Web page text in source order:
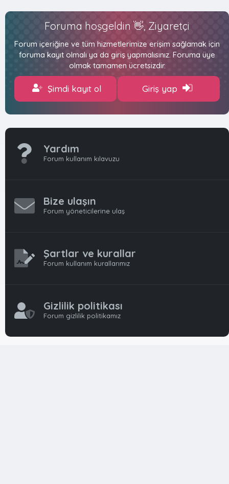
Foruma hoşgeldin 👋, Ziyaretçi
Forum içeriğine ve tüm hizmetlerimize erişim sağlamak için
foruma kayıt olmalı ya da giriş yapmalısınız. Foruma üye
olmak tamamen ücretsizdir.
Şimdi kayıt ol Giriş yap
Yardım
Forum kullanım kılavuzu
Bize ulaşın
Forum yöneticilerine ulaş
Şartlar ve kurallar
Forum kullanım kurallarımız
Gizlilik politikası
Forum gizlilik politikamız